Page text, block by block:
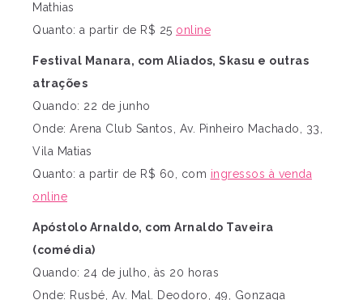
Mathias
Quanto: a partir de R$ 25 online
Festival Manara, com Aliados, Skasu e outras
atrações
Quando: 22 de junho
Onde: Arena Club Santos, Av. Pinheiro Machado, 33,
Vila Matias
Quanto: a partir de R$ 60, com ingressos à venda
online
Apóstolo Arnaldo, com Arnaldo Taveira
(comédia)
Quando: 24 de julho, às 20 horas
Onde: Rusbé, Av. Mal. Deodoro, 49, Gonzaga